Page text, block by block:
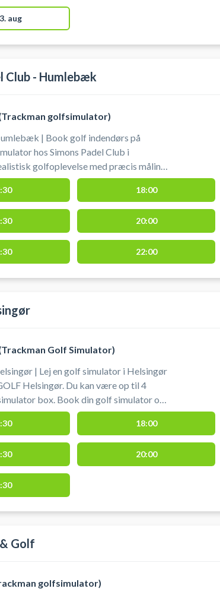
aug
Club - Humlebæk
golfsimulator)
| Book golf indendørs på
hos Simons Padel Club i
golfoplevelse med præcis måling
baner og komfortable indendørs
til både hygge og seriøs træning året
og spil indendørs golf i
Padel Club beliggende på
Humlebæk - tæt på Fredensborg,
18:00
20:00
22:00
Golf Simulator)
| Lej en golf simulator i Helsingør
Helsingør. Du kan være op til 4
box. Book din golf simulator og
i Helsingør på en af de to populære
som du finder hos XGOLF i
hvor en TrackMan måler boldens og
#spil-golf-simulator
#book-trackman-nordsjaelland
18:00
20:00
Golf
golfsimulator)